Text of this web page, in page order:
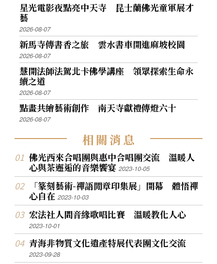
星光電影夜點亮中天寺 昆士蘭佛光童軍展才
藝
2026-08-07
新馬寺傳書香之旅 雲水書車開進麻坡校園
2026-08-07
慧開法師法駕北卡佛學講座 領眾探索生命永
續之道
2026-08-07
點畫共繪藝術創作 南天寺獻禮傳燈六十
2026-08-07
相關消息
佛光西來合唱團與惠中合唱團交流 溫暖人
心與茶邂逅的音樂饗宴2023-10-05
「篆刻藝術-禪語閒章印集展」開幕 體悟禪
心自在2023-10-03
宏法社人間音緣歌唱比賽 溫暖教化人心
2023-10-01
青海非物質文化遺產特展代表團文化交流
2023-09-28